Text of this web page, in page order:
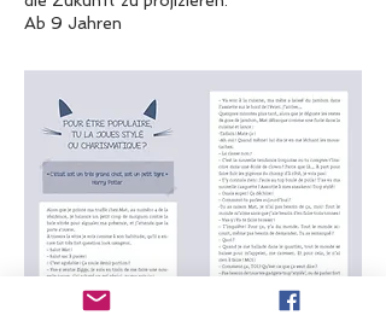
Ab 9 Jahren